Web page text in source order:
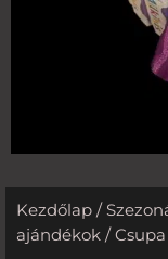
Kezdőlap /
ajándékok /